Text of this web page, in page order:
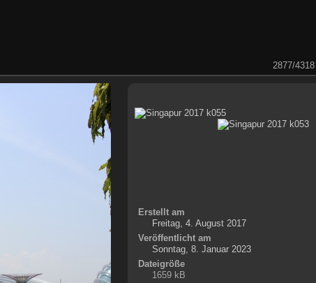
2877/4318
Erstellt am
Freitag, 4. August 2017
Veröffentlicht am
Sonntag, 8. Januar 2023
Dateigröße
1659 kB